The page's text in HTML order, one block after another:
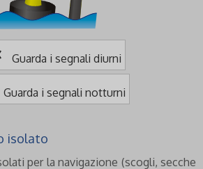
Guarda i segnali diurni
Guarda i segnali notturni
isolato
per la navigazione (scogli, secche